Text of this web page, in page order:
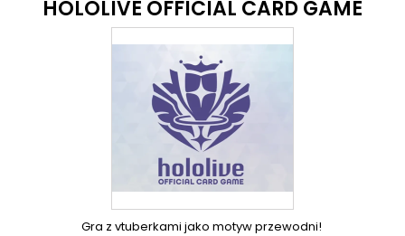
HOLOLIVE OFFICIAL CARD GAME
Gra z vtuberkami jako motyw przewodni!